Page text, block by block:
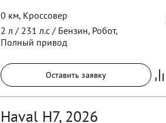
0 км, Кроссовер
2 л / 231 л.с / Бензин, Робот,
Полный привод
Оставить заявку
Haval H7, 2026